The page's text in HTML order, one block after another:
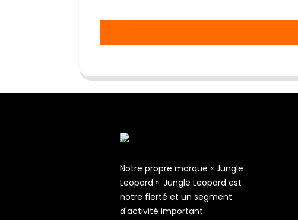
Notre propre marque « Jungle
Leopard ». Jungle Leopard est
notre fierté et un segment
d'activité important.